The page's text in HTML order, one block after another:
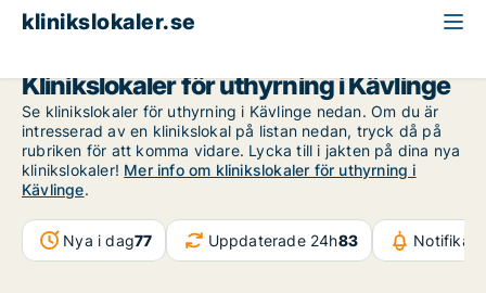
klinikslokaler.se
Klinikslokaler för uthyrning i Kävlinge
Se klinikslokaler för uthyrning i Kävlinge nedan. Om du är
intresserad av en klinikslokal på listan nedan, tryck då på
rubriken för att komma vidare. Lycka till i jakten på dina nya
klinikslokaler! Mer info om klinikslokaler för uthyrning i
Kävlinge.
Nya i dag77 Uppdaterade 24h83